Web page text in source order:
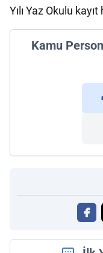
Yılı Yaz Okulu
Kamu